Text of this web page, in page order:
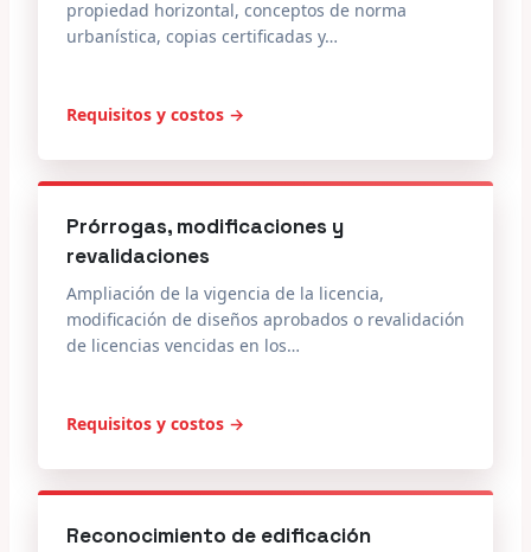
propiedad horizontal, conceptos de norma
urbanística, copias certificadas y…
Requisitos y costos →
Prórrogas, modificaciones y
revalidaciones
Ampliación de la vigencia de la licencia,
modificación de diseños aprobados o revalidación
de licencias vencidas en los…
Requisitos y costos →
Reconocimiento de edificación